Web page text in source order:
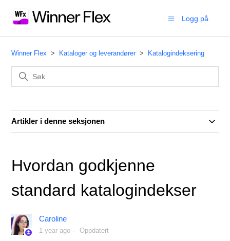
Logg på
Winner Flex Kataloger og leverandører Katalogindeksering
Artikler i denne seksjonen
Hvordan godkjenne
standard katalogindekser
Caroline
1 year ago Oppdatert